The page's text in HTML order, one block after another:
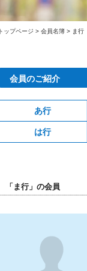
トップページ > 会員名簿 > ま行
会員のご紹介
あ行
は行
「ま行」の会員